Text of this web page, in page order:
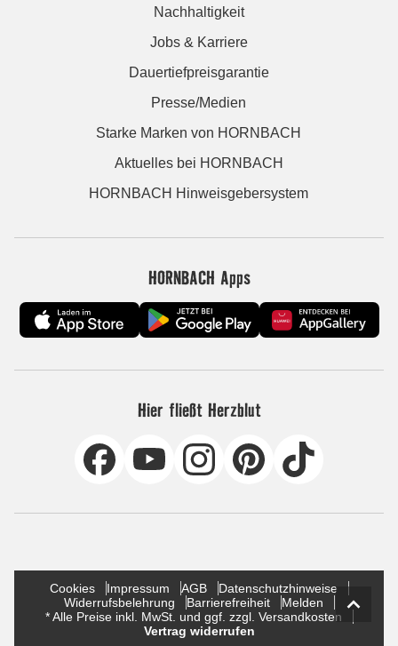
Nachhaltigkeit
Jobs & Karriere
Dauertiefpreisgarantie
Presse/Medien
Starke Marken von HORNBACH
Aktuelles bei HORNBACH
HORNBACH Hinweisgebersystem
HORNBACH Apps
Hier fließt Herzblut
Cookies Impressum AGB
Datenschutzhinweise
Widerrufsbelehrung
Barrierefreiheit
Melden
* Alle Preise inkl. MwSt. und ggf. zzgl. Versandkosten
Vertrag widerrufen